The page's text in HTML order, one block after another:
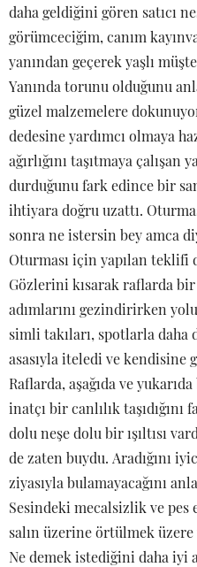
daha geldiğini gören satıcı
görümceciğim, canım
yanından geçerek yaşlı
Yanında torunu olduğunu
güzel malzemelere
dedesine yardımcı olmaya
ağırlığını taşıtmaya çalışan
durduğunu fark edince bir
ihtiyara doğru uzattı.
sonra ne istersin bey amca
Oturması için yapılan teklifi
Gözlerini kısarak raflarda
adımlarını gezindirirken
simli takıları, spotlarla daha
asasıyla iteledi ve kendisine
Raflarda, aşağıda ve
inatçı bir canlılık
dolu neşe dolu bir ışıltısı
de zaten buydu. Aradığını
ziyasıyla bulamayacağını
Sesindeki mecalsizlik ve pes
salın üzerine örtülmek
Ne demek istediğini daha iyi